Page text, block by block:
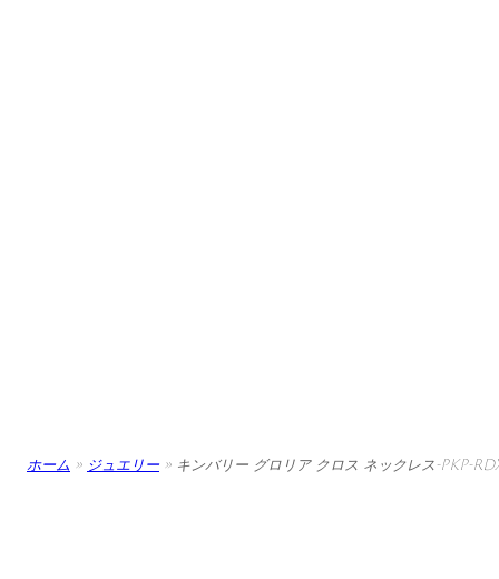
ホーム » ジュエリー » キンバリー グロリア クロス ネックレス-PKP-